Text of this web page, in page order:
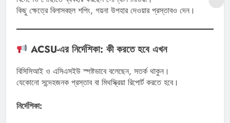
কিছু ক্ষেত্রে বিলাসবহুল শপিং, গয়না উপহার দেওয়ার প্রস্তাবও দেন।
ACSU-এর নির্দেশিকা: কী করতে হবে এখন
বিসিসিআই ও এসিএসইউ স্পষ্টভাবে বলেছেন, সতর্ক থাকুন।
যেকোনো সন্দেহজনক প্রস্তাব বা মিথস্ক্রিয়া রিপোর্ট করতে হবে।
নির্দেশিকা: